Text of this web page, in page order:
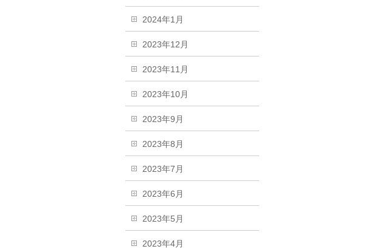
2024年1月
2023年12月
2023年11月
2023年10月
2023年9月
2023年8月
2023年7月
2023年6月
2023年5月
2023年4月